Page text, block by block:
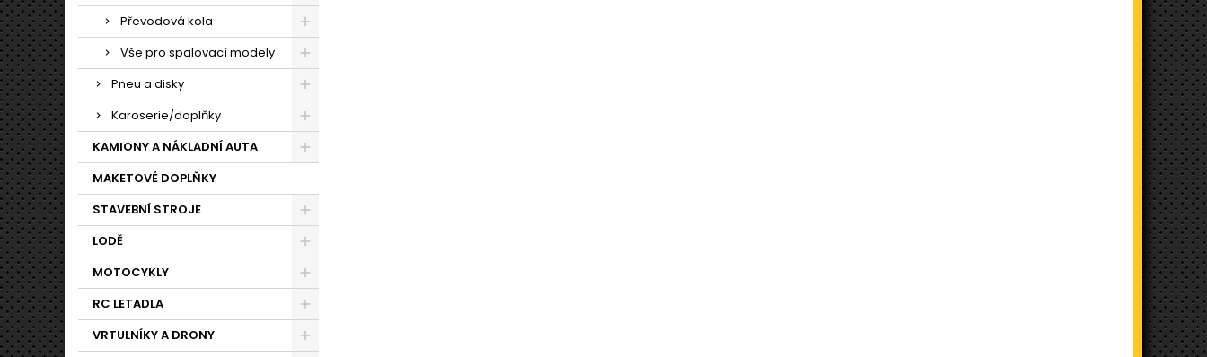
Převodová kola
Vše pro spalovací modely
Pneu a disky
Karoserie/doplňky
KAMIONY A NÁKLADNÍ AUTA
MAKETOVÉ DOPLŇKY
STAVEBNÍ STROJE
LODĚ
MOTOCYKLY
RC LETADLA
VRTULNÍKY A DRONY